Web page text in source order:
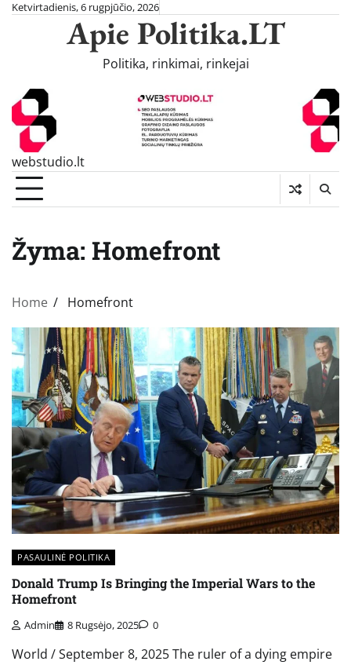
SkipKetvirtadienis, 6 rugpjūčio, 2026
Apie Politika.LT
Politika, rinkimai, rinkejai
webstudio.lt
Žyma: Homefront
Home Homefront
PASAULINĖ POLITIKA
Donald Trump Is Bringing the Imperial Wars to the
Homefront
Admin 8 Rugsėjo, 2025 0
World / September 8, 2025 The ruler of a dying empire